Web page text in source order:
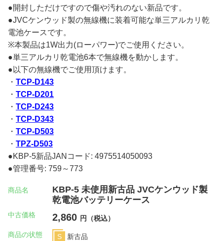
●開封しただけですので傷や汚れのない新品です。
●JVCケンウッド製の無線機に装着可能な単三アルカリ乾
電池ケースです。
※本製品は1W出力(ローパワー)でご使用ください。
●単三アルカリ乾電池6本で無線機を動かします。
●以下の無線機でご使用頂けます。
・ TCP-D143
・ TCP-D201
・ TCP-D243
・ TCP-D343
・ TCP-D503
・ TPZ-D503
●KBP-5新品JANコード: 4975514050093
●管理番号: 759～773
商品名
KBP-5 未使用新古品 JVCケンウッド製
乾電池バッテリーケース
中古価格 2,860 円（税込）
商品の状態 S
新古品